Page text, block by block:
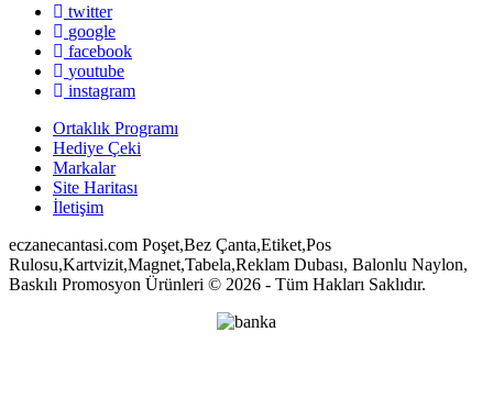
twitter
google
facebook
youtube
instagram
Ortaklık Programı
Hediye Çeki
Markalar
Site Haritası
İletişim
eczanecantasi.com Poşet,Bez Çanta,Etiket,Pos
Rulosu,Kartvizit,Magnet,Tabela,Reklam Dubası, Balonlu Naylon,
Baskılı Promosyon Ürünleri © 2026 - Tüm Hakları Saklıdır.